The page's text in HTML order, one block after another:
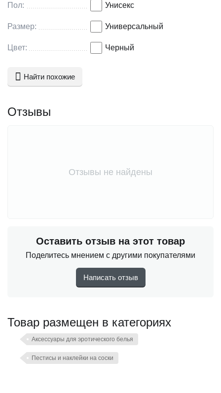
Пол: Унисекс
Размер: Универсальный
Цвет: Черный
Найти похожие
Отзывы
Отзывы не найдены
Оставить отзыв на этот товар
Поделитесь мнением с другими покупателями
Написать отзыв
Товар размещен в категориях
Аксессуары для эротического белья
Пестисы и наклейки на соски